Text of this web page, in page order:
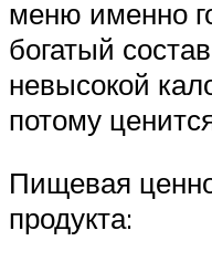
меню именно
богатый
невысокой
потому
Пищевая
продукта: